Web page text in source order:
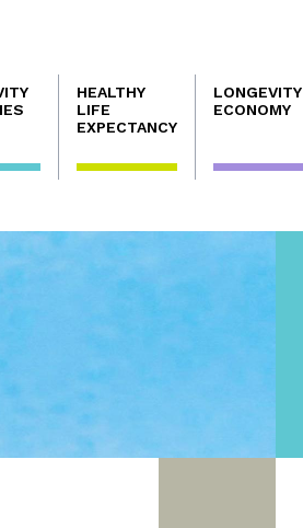
HEALTHY
LIFE
EXPECTANCY
LONGEVITY
ECONOMY